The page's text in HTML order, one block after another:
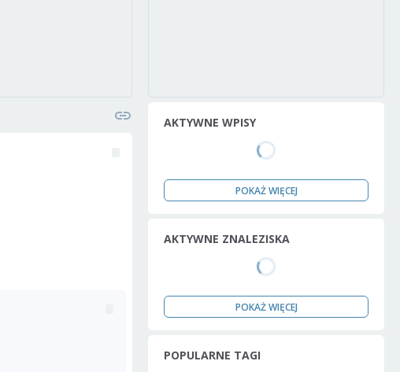
AKTYWNE WPISY
POKAŻ WIĘCEJ
AKTYWNE ZNALEZISKA
POKAŻ WIĘCEJ
POPULARNE TAGI